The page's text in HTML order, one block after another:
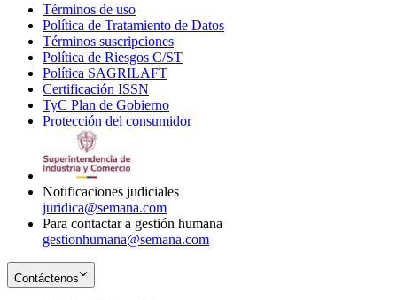
Términos de uso
in
new
window
Política de Tratamiento de Datos
Términos suscripciones
in
Política de Riesgos C/ST
Política SAGRILAFT
new
window
Certificación ISSN
in
new
TyC Plan de Gobierno
in
Protección del consumidorOpens
Notificaciones judiciales
juridica@semana.com
Para contactar a gestión humana
gestionhumana@semana.com
Contáctenos